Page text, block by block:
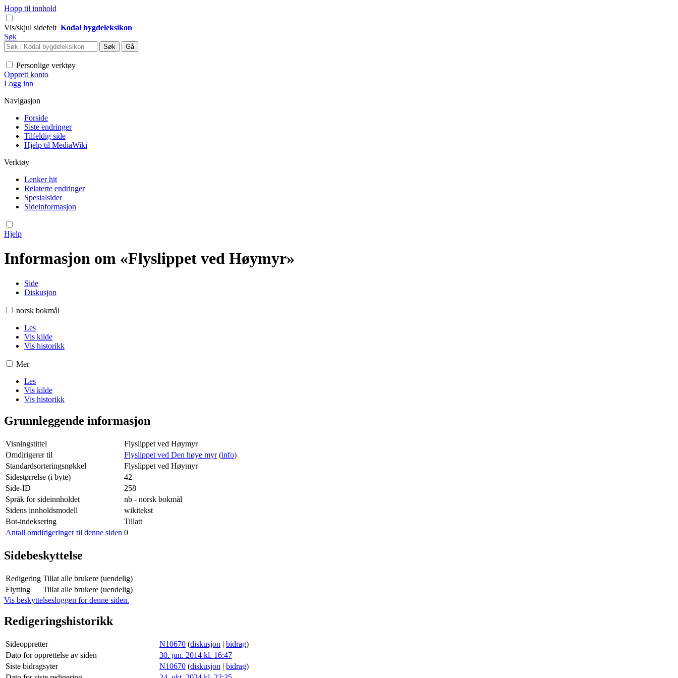
Hopp til innhold
Vis/skjul sidefelt Kodal bygdeleksikon
Søk
Personlige verktøy
Opprett konto
Logg inn
Navigasjon
Forside
Siste endringer
Tilfeldig side
Hjelp til MediaWiki
Verktøy
Lenker hit
Relaterte endringer
Spesialsider
Sideinformasjon
Hjelp
Informasjon om «Flyslippet ved Høymyr»
Side
Diskusjon
norsk bokmål
Les
Vis kilde
Vis historikk
Mer
Les
Vis kilde
Vis historikk
Grunnleggende informasjon
Visningstittel
Flyslippet ved Høymyr
Omdirigerer til
Flyslippet ved Den høye myr(info)
Standardsorteringsnøkkel
Flyslippet ved Høymyr
Sidestørrelse (i byte)
42
Side-ID
258
Språk for sideinnholdet
nb - norsk bokmål
Sidens innholdsmodell
wikitekst
Bot-indeksering
Tillatt
Antall omdirigeringer til denne siden 0
Sidebeskyttelse
Redigering Tillat alle brukere (uendelig)
Flytting
Tillat alle brukere (uendelig)
Vis beskyttelsesloggen for denne siden.
Redigeringshistorikk
Sideoppretter N10670 (diskusjon | bidrag)
Dato for opprettelse av siden
30. jun. 2014 kl. 16:47
Siste bidragsyter
N10670 (diskusjon | bidrag)